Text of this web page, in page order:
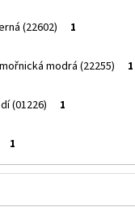
(22602) 1
modrá (22255) 1
(01226) 1
1